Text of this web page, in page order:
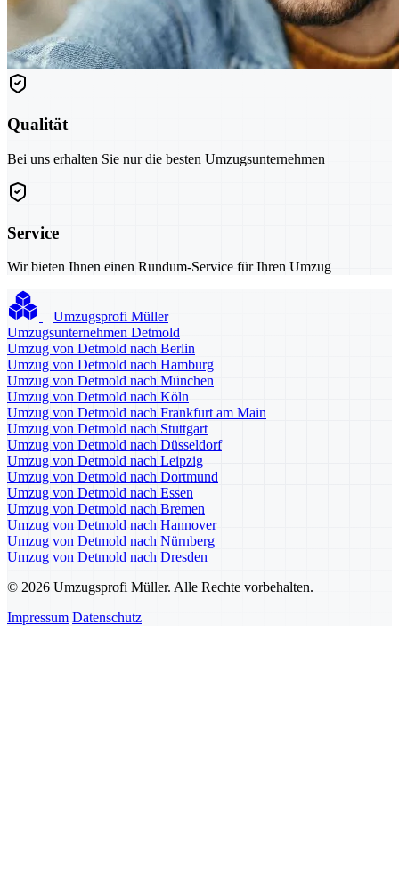
Qualität
Bei uns erhalten Sie nur die besten Umzugsunternehmen
Service
Wir bieten Ihnen einen Rundum-Service für Ihren Umzug
Umzugsprofi Müller
Umzugsunternehmen Detmold
Umzug von Detmold nach Berlin
Umzug von Detmold nach Hamburg
Umzug von Detmold nach München
Umzug von Detmold nach Köln
Umzug von Detmold nach Frankfurt am Main
Umzug von Detmold nach Stuttgart
Umzug von Detmold nach Düsseldorf
Umzug von Detmold nach Leipzig
Umzug von Detmold nach Dortmund
Umzug von Detmold nach Essen
Umzug von Detmold nach Bremen
Umzug von Detmold nach Hannover
Umzug von Detmold nach Nürnberg
Umzug von Detmold nach Dresden
© 2026 Umzugsprofi Müller. Alle Rechte vorbehalten.
Impressum Datenschutz